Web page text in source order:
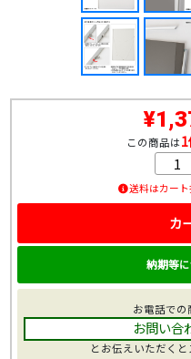
この商品は
送料はカー
カ
納期等
お電話での
お問い合
とお伝えいただく